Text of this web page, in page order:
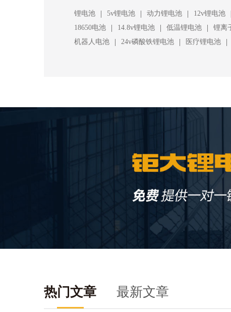
锂电池 | 5v锂电池 | 动力锂电池 | 12v锂电池
18650电池 | 14.8v锂电池 | 低温锂电池 | 锂离
机器人电池 | 24v磷酸铁锂电池 | 医疗锂电池 |
热门文章 最新文章